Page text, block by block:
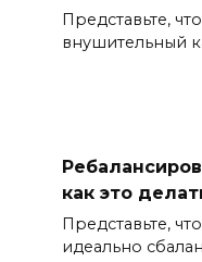
Представьте,
внушительный
как это
Представьте,
идеально